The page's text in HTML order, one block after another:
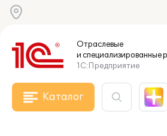
Отраслевые
и специализированные
1С:Предприятие
Каталог